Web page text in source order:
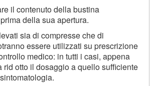
il contenuto della bustina
della sua apertura.
sia di compresse che di
essere utilizzati su prescrizione
medico: in tutti i casi, appena
rid otto il dosaggio a quello sufficiente